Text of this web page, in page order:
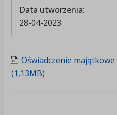
Data utworzenia:
28-04-2023
Oświadczenie majątkowe
(1,13MB)